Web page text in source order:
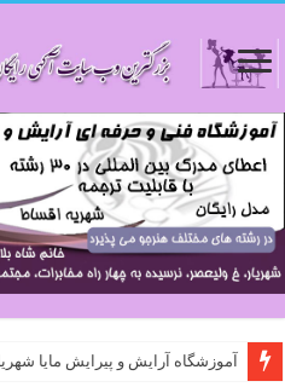
آموزشگاه آرایش و پیرایش مایا